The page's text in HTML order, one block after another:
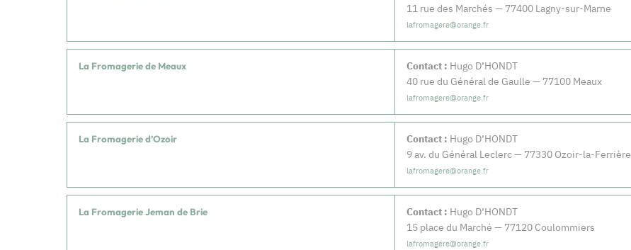
11 rue des Marchés — 77400 Lagny-sur-Marne
lafromagere@orange.fr
La Fromagerie de Meaux Contact : Hugo D’HONDT
40 rue du Général de Gaulle — 77100 Meaux
lafromagere@orange.fr
La Fromagerie d’Ozoir Contact : Hugo D’HONDT
9 av. du Général Leclerc — 77330 Ozoir-la-Ferrière
lafromagere@orange.fr
La Fromagerie Jeman de Brie Contact : Hugo D’HONDT
15 place du Marché — 77120 Coulommiers
lafromagere@orange.fr